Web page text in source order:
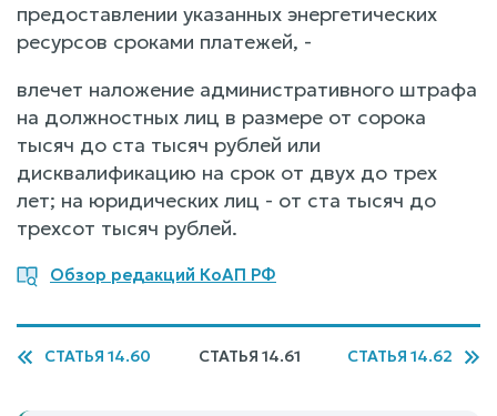
предоставлении указанных энергетических
ресурсов сроками платежей, -
влечет наложение административного штрафа
на должностных лиц в размере от сорока
тысяч до ста тысяч рублей или
дисквалификацию на срок от двух до трех
лет; на юридических лиц - от ста тысяч до
трехсот тысяч рублей.
Обзор редакций КоАП РФ
СТАТЬЯ 14.60 СТАТЬЯ 14.61 СТАТЬЯ 14.62